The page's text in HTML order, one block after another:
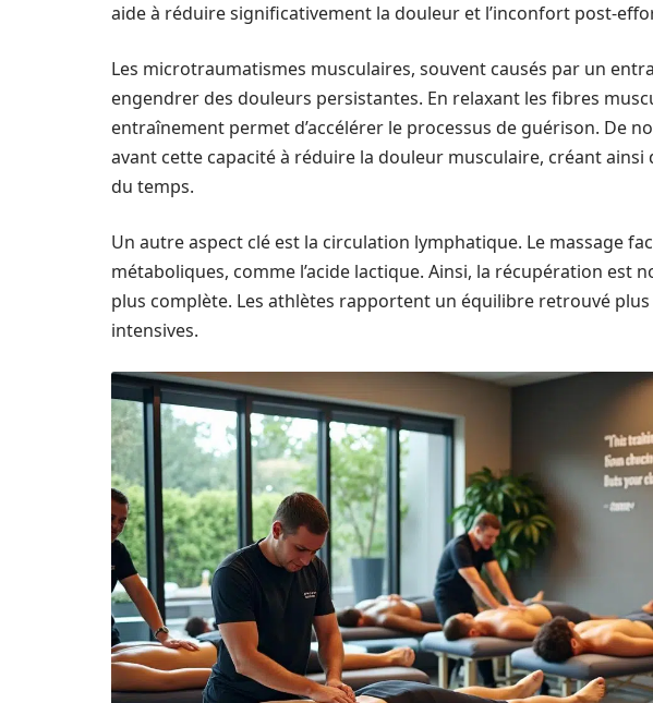
aide à réduire significativement la douleur et l’inconfort post-
Les microtraumatismes musculaires, souvent causés par un
engendrer des douleurs persistantes. En relaxant les fibres
entraînement permet d’accélérer le processus de guérison. De
avant cette capacité à réduire la douleur musculaire, créant
du temps.
Un autre aspect clé est la circulation lymphatique. Le massage
métaboliques, comme l’acide lactique. Ainsi, la récupération est
plus complète. Les athlètes rapportent un équilibre retrouvé
intensives.